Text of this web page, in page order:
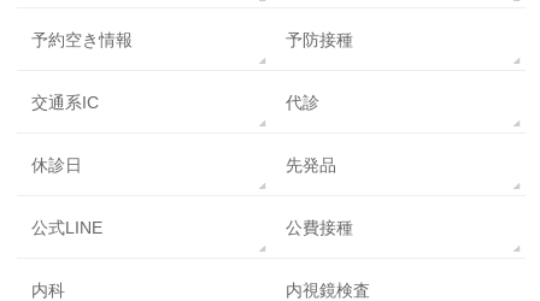
予約空き情報 予防接種
交通系IC 代診
休診日 先発品
公式LINE 公費接種
内科 内視鏡検査